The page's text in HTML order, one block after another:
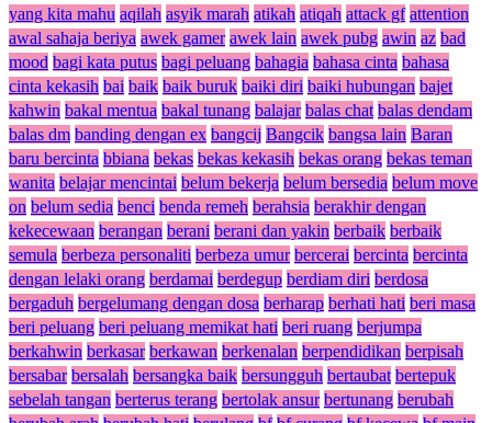
yang kita mahu aqilah asyik marah atikah atiqah attack gf attention
awal sahaja beriya awek gamer awek lain awek pubg awin az bad
mood bagi kata putus bagi peluang bahagia bahasa cinta bahasa
cinta kekasih bai baik baik buruk baiki diri baiki hubungan bajet
kahwin bakal mentua bakal tunang balajar balas chat balas dendam
balas dm banding dengan ex bangcij Bangcik bangsa lain Baran
baru bercinta bbiana bekas bekas kekasih bekas orang bekas teman
wanita belajar mencintai belum bekerja belum bersedia belum move
on belum sedia benci benda remeh berahsia berakhir dengan
kekecewaan berangan berani berani dan yakin berbaik berbaik
semula berbeza personaliti berbeza umur bercerai bercinta bercinta
dengan lelaki orang berdamai berdegup berdiam diri berdosa
bergaduh bergelumang dengan dosa berharap berhati hati beri masa
beri peluang beri peluang memikat hati beri ruang berjumpa
berkahwin berkasar berkawan berkenalan berpendidikan berpisah
bersabar bersalah bersangka baik bersungguh bertaubat bertepuk
sebelah tangan berterus terang bertolak ansur bertunang berubah